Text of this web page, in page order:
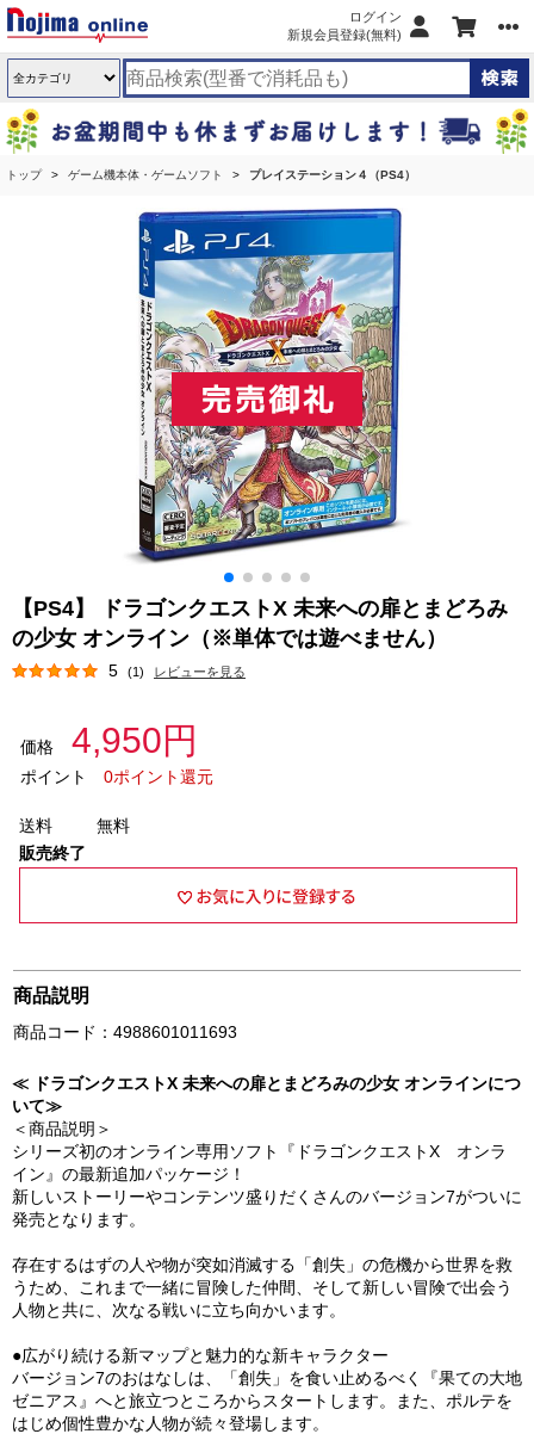
ログイン
新規会員登録(無料)
トップ ゲーム機本体・ゲームソフト プレイステーション４（PS4）
【PS4】 ドラゴンクエストX 未来への扉とまどろみ
の少女 オンライン（※単体では遊べません）
5 (1) レビューを見る
価格 4,950円
ポイント 0ポイント還元
送料
無料
販売終了
商品説明
商品コード：4988601011693
≪ ドラゴンクエストX 未来への扉とまどろみの少女 オンラインにつ
いて≫
＜商品説明＞
シリーズ初のオンライン専用ソフト『ドラゴンクエストX オンラ
イン』の最新追加パッケージ！
新しいストーリーやコンテンツ盛りだくさんのバージョン7がついに
発売となります。
存在するはずの人や物が突如消滅する「創失」の危機から世界を救
うため、これまで一緒に冒険した仲間、そして新しい冒険で出会う
人物と共に、次なる戦いに立ち向かいます。
●広がり続ける新マップと魅力的な新キャラクター
バージョン7のおはなしは、「創失」を食い止めるべく『果ての大地
ゼニアス』へと旅立つところからスタートします。また、ポルテを
はじめ個性豊かな人物が続々登場します。